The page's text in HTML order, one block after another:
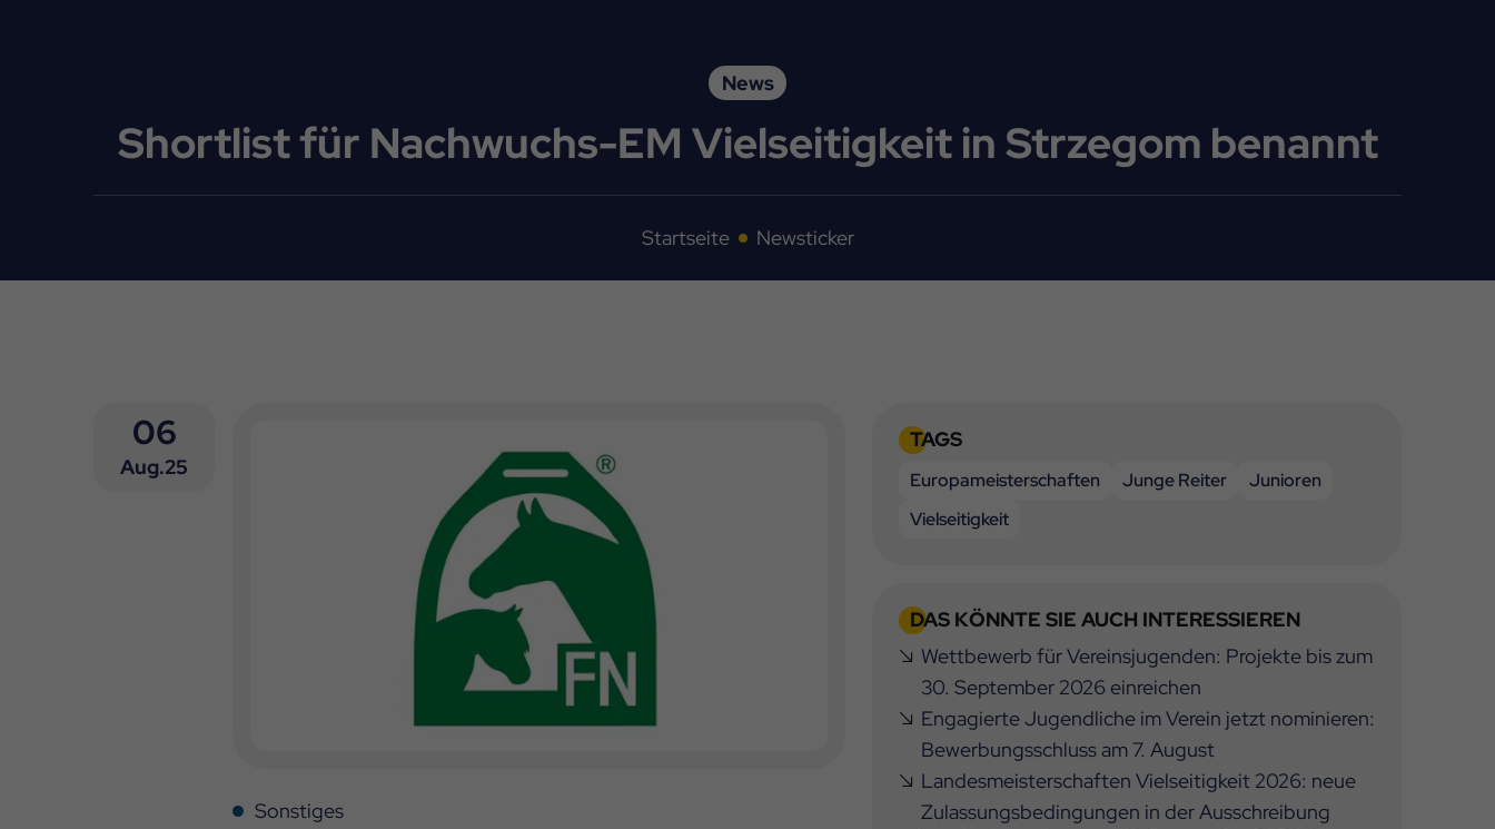
News
Shortlist für Nachwuchs-EM Vielseitigkeit in Strzegom benannt
Startseite Newsticker
06
Aug.25
Sonstiges
TAGS
Europameisterschaften Junge Reiter
Junioren
Vielseitigkeit
DAS KÖNNTE SIE AUCH INTERESSIEREN
Wettbewerb für Vereinsjugenden: Projekte bis zum
30. September 2026 einreichen
Engagierte Jugendliche im Verein jetzt nominieren:
Bewerbungsschluss am 7. August
Landesmeisterschaften Vielseitigkeit 2026: neue
Zulassungsbedingungen in der Ausschreibung